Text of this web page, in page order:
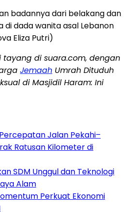
badannya dari belakang dan
dada wanita asal Lebanon
Eliza Putri)
di suara.com, dengan
Jemaah Umrah Dituduh
di Masjidil Haram: Ini
Jalan Pekahi–
Ratusan Kilometer di
SDM Unggul dan Teknologi
Alam
Perkuat Ekonomi